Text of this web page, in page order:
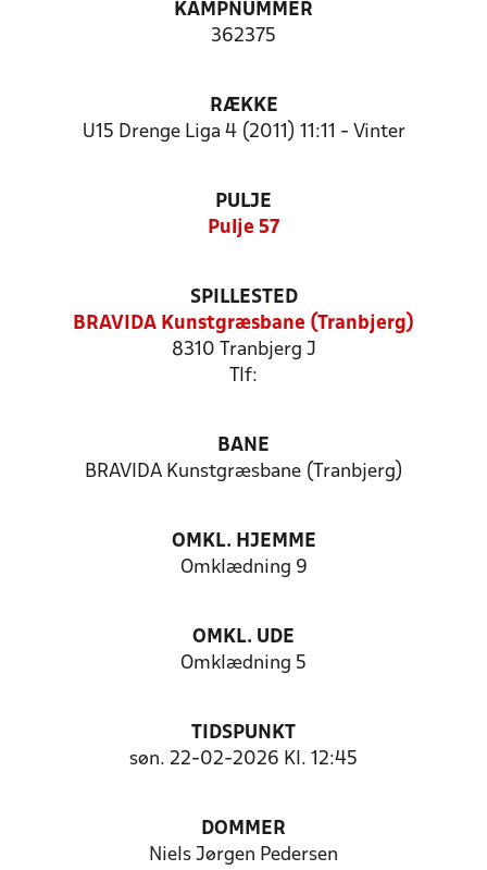
KAMPNUMMER
362375
RÆKKE
U15 Drenge Liga 4 (2011) 11:11 - Vinter
PULJE
Pulje 57
SPILLESTED
BRAVIDA Kunstgræsbane (Tranbjerg)
8310 Tranbjerg J
Tlf:
BANE
BRAVIDA Kunstgræsbane (Tranbjerg)
OMKL. HJEMME
Omklædning 9
OMKL. UDE
Omklædning 5
TIDSPUNKT
søn. 22-02-2026 Kl. 12:45
DOMMER
Niels Jørgen Pedersen